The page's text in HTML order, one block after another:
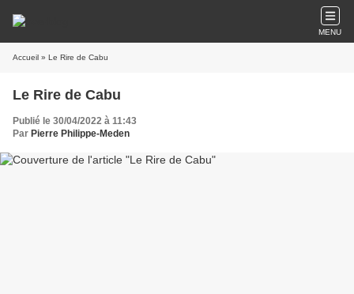
MENU
Accueil » Le Rire de Cabu
Le Rire de Cabu
Publié le 30/04/2022 à 11:43
Par Pierre Philippe-Meden